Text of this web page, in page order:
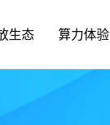
生态 算力体验